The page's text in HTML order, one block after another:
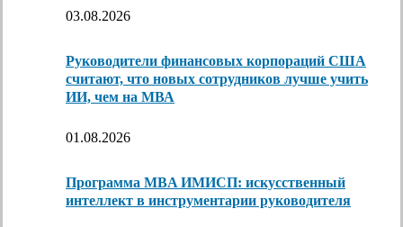
03.08.2026
Руководители финансовых корпораций США
считают, что новых сотрудников лучше учить
ИИ, чем на МВА
01.08.2026
Программа MBA ИМИСП: искусственный
интеллект в инструментарии руководителя